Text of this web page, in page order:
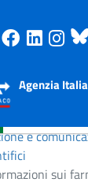
Agenzia
e
sui